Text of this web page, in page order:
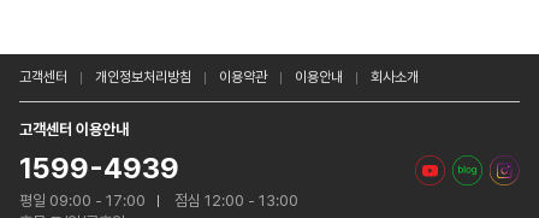
고객센터 개인정보처리방침 이용약관 이용안내 회사소개
고객센터 이용안내
1599-4939
평일 09:00 - 17:00
점심 12:00 - 13:00